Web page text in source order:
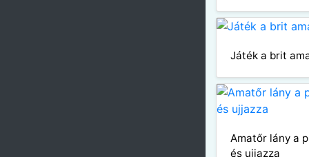
Játék a brit
Amatőr lány a
és ujjazza